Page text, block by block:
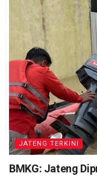
JATENG TERKINI
BMKG: Jateng